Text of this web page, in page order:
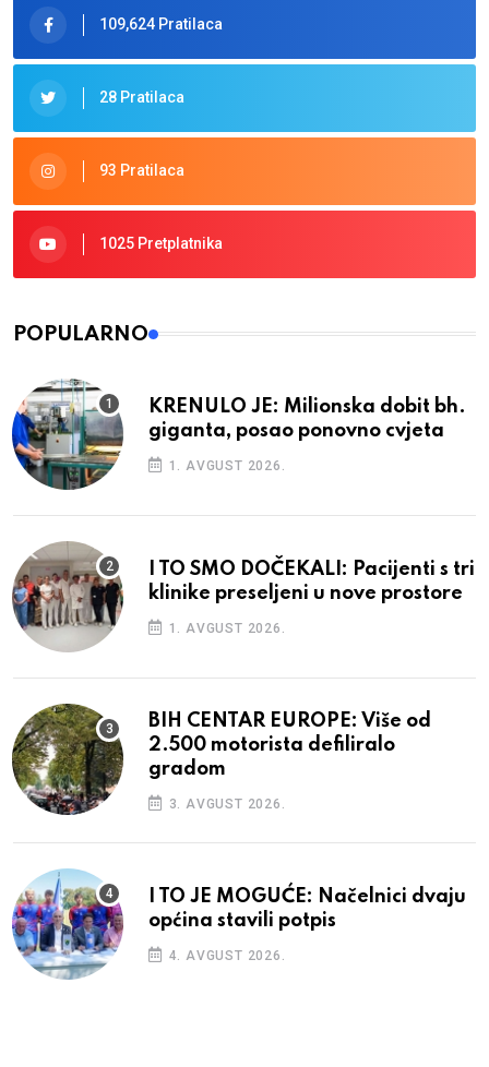
109,624 Pratilaca
28 Pratilaca
93 Pratilaca
1025 Pretplatnika
POPULARNO
KRENULO JE: Milionska dobit bh.
giganta, posao ponovno cvjeta
1. AVGUST 2026.
I TO SMO DOČEKALI: Pacijenti s tri
klinike preseljeni u nove prostore
1. AVGUST 2026.
BIH CENTAR EUROPE: Više od
2.500 motorista defiliralo
gradom
3. AVGUST 2026.
I TO JE MOGUĆE: Načelnici dvaju
općina stavili potpis
4. AVGUST 2026.